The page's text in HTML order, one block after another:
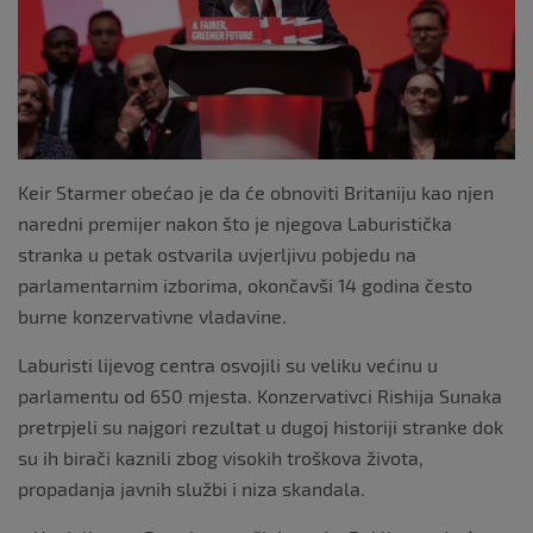
Keir Starmer obećao je da će obnoviti Britaniju kao njen
naredni premijer nakon što je njegova Laburistička
stranka u petak ostvarila uvjerljivu pobjedu na
parlamentarnim izborima, okončavši 14 godina često
burne konzervativne vladavine.
Laburisti lijevog centra osvojili su veliku većinu u
parlamentu od 650 mjesta. Konzervativci Rishija Sunaka
pretrpjeli su najgori rezultat u dugoj historiji stranke dok
su ih birači kaznili zbog visokih troškova života,
propadanja javnih službi i niza skandala.